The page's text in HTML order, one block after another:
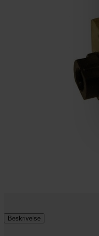
Beskrivelse